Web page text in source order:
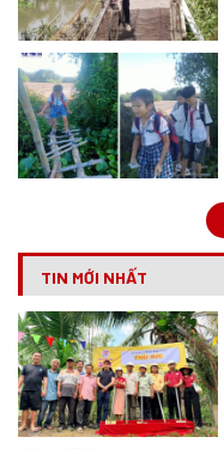
TIN MỚI NHẤT